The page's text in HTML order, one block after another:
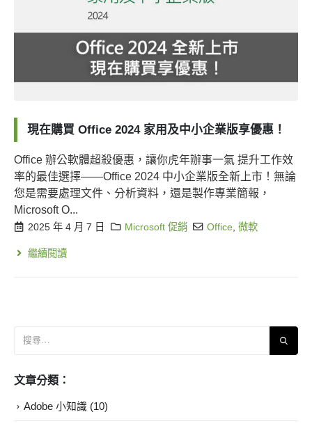
現在購買 Office 2024 家用及中小企業版享優惠！
Office 辦公軟體超殺優惠，讓你虎年辦事一氣 提升工作效
率的最佳選擇——Office 2024 中小企業版全新上市！無論
您是需要處理文件、分析資料，還是製作專業簡報，
Microsoft O...
2025 年 4 月 7 日 Microsoft 促銷 Office ,微軟
繼續閱讀
文章分類：
Adobe 小知識 (10)